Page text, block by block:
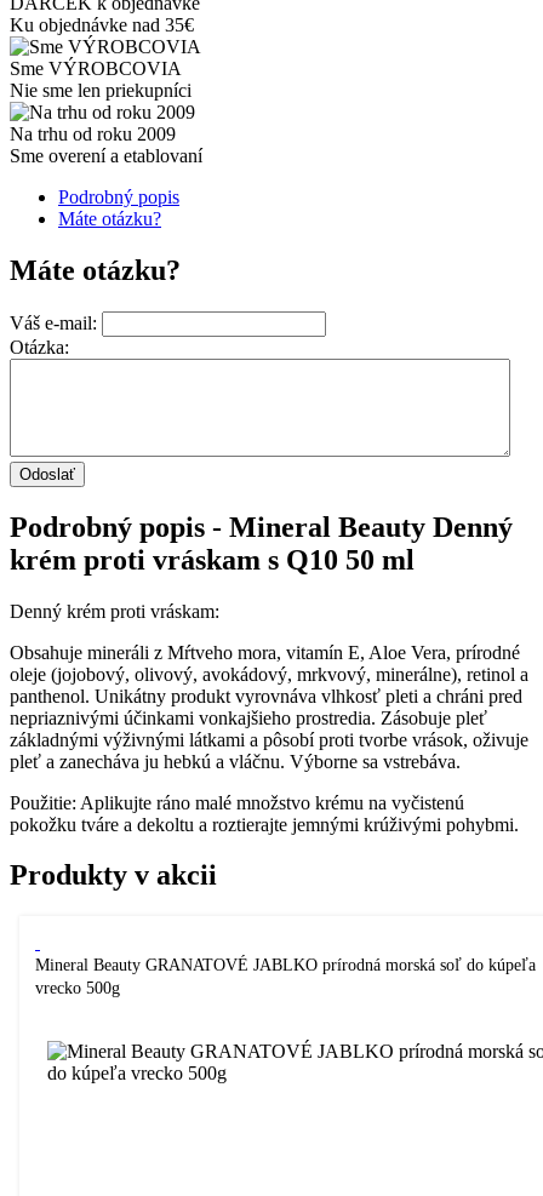
Ku objednávke nad 35€
Sme VÝROBCOVIA
Nie sme len priekupníci
Na trhu od roku 2009
Sme overení a etablovaní
Podrobný popis
Máte otázku?
Máte otázku?
Váš e-mail:
Otázka:
Podrobný popis - Mineral Beauty Denný
krém proti vráskam s Q10 50 ml
Denný krém proti vráskam:
Obsahuje mineráli z Mŕtveho mora, vitamín E, Aloe Vera, prírodné
oleje (jojobový, olivový, avokádový, mrkvový, minerálne), retinol a
panthenol. Unikátny produkt vyrovnáva vlhkosť pleti a chráni pred
nepriaznivými účinkami vonkajšieho prostredia. Zásobuje pleť
základnými výživnými látkami a pôsobí proti tvorbe vrások, oživuje
pleť a zanecháva ju hebkú a vláčnu. Výborne sa vstrebáva.
Použitie: Aplikujte ráno malé množstvo krému na vyčistenú
pokožku tváre a dekoltu a roztierajte jemnými krúživými pohybmi.
Produkty v akcii
Mineral Beauty GRANATOVÉ JABLKO prírodná morská soľ do kúpeľa
vrecko 500g